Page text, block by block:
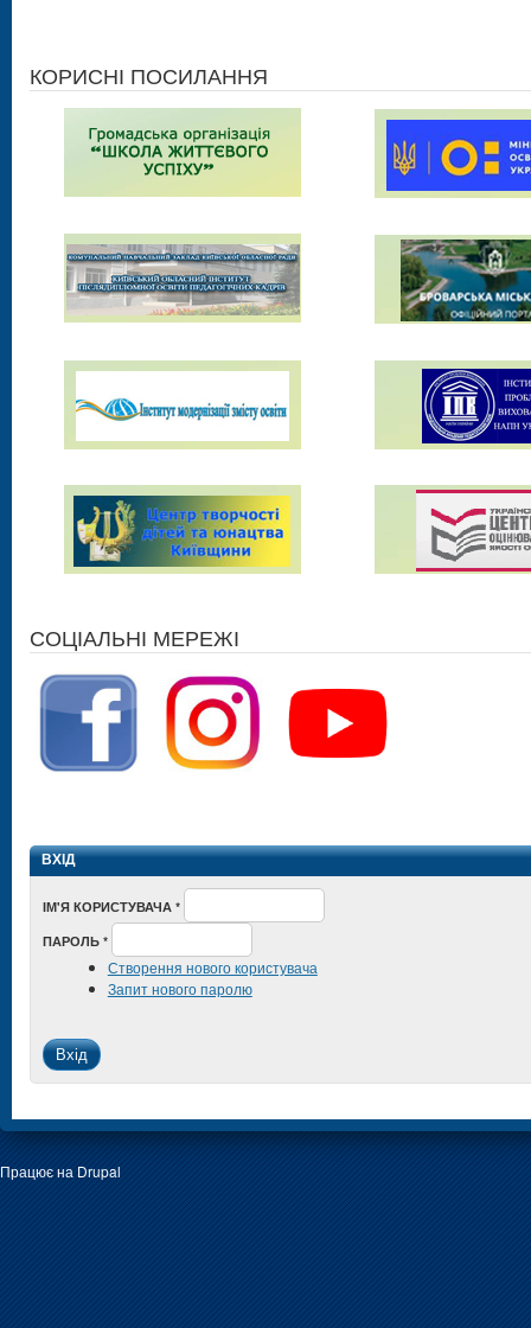
КОРИСНІ ПОСИЛАННЯ
СОЦІАЛЬНІ МЕРЕЖІ
ВХІД
ІМ'Я КОРИСТУВАЧА *
ПАРОЛЬ *
Створення нового користувача
Запит нового паролю
Працює на Drupal